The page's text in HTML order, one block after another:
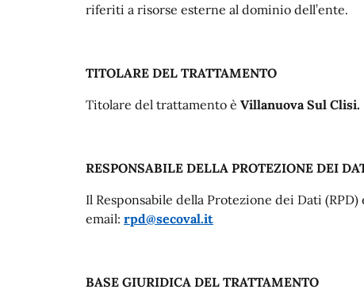
riferiti a risorse esterne al dominio dell’ente.
TITOLARE DEL TRATTAMENTO
Titolare del trattamento è Villanuova Sul Clisi.
RESPONSABILE DELLA PROTEZIONE DEI
Il Responsabile della Protezione dei Dati
email: rpd@secoval.it
BASE GIURIDICA DEL TRATTAMENTO